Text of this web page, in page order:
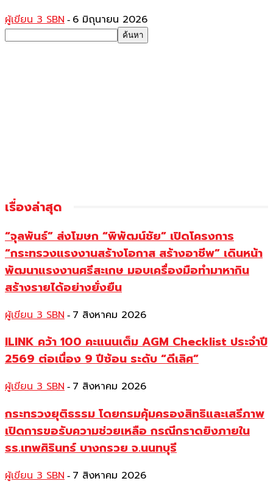
ผู้เขียน 3 SBN - 6 มิถุนายน 2026
เรื่องล่าสุด
“จุลพันธ์” ส่งโฆษก “พิพัฒน์ชัย” เปิดโครงการ
“กระทรวงแรงงานสร้างโอกาส สร้างอาชีพ” เดินหน้า
พัฒนาแรงงานศรีสะเกษ มอบเครื่องมือทำมาหากิน
สร้างรายได้อย่างยั่งยืน
ผู้เขียน 3 SBN - 7 สิงหาคม 2026
ILINK คว้า 100 คะแนนเต็ม AGM Checklist ประจำปี
2569 ต่อเนื่อง 9 ปีซ้อน ระดับ “ดีเลิศ”
ผู้เขียน 3 SBN - 7 สิงหาคม 2026
กระทรวงยุติธรรม โดยกรมคุ้มครองสิทธิและเสรีภาพ
เปิดการขอรับความช่วยเหลือ กรณีกราดยิงภายใน
รร.เทพศิรินทร์ บางกรวย จ.นนทบุรี
ผู้เขียน 3 SBN - 7 สิงหาคม 2026